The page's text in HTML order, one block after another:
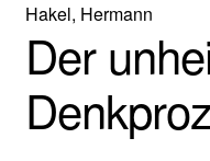
Hakel, Hermann
Der